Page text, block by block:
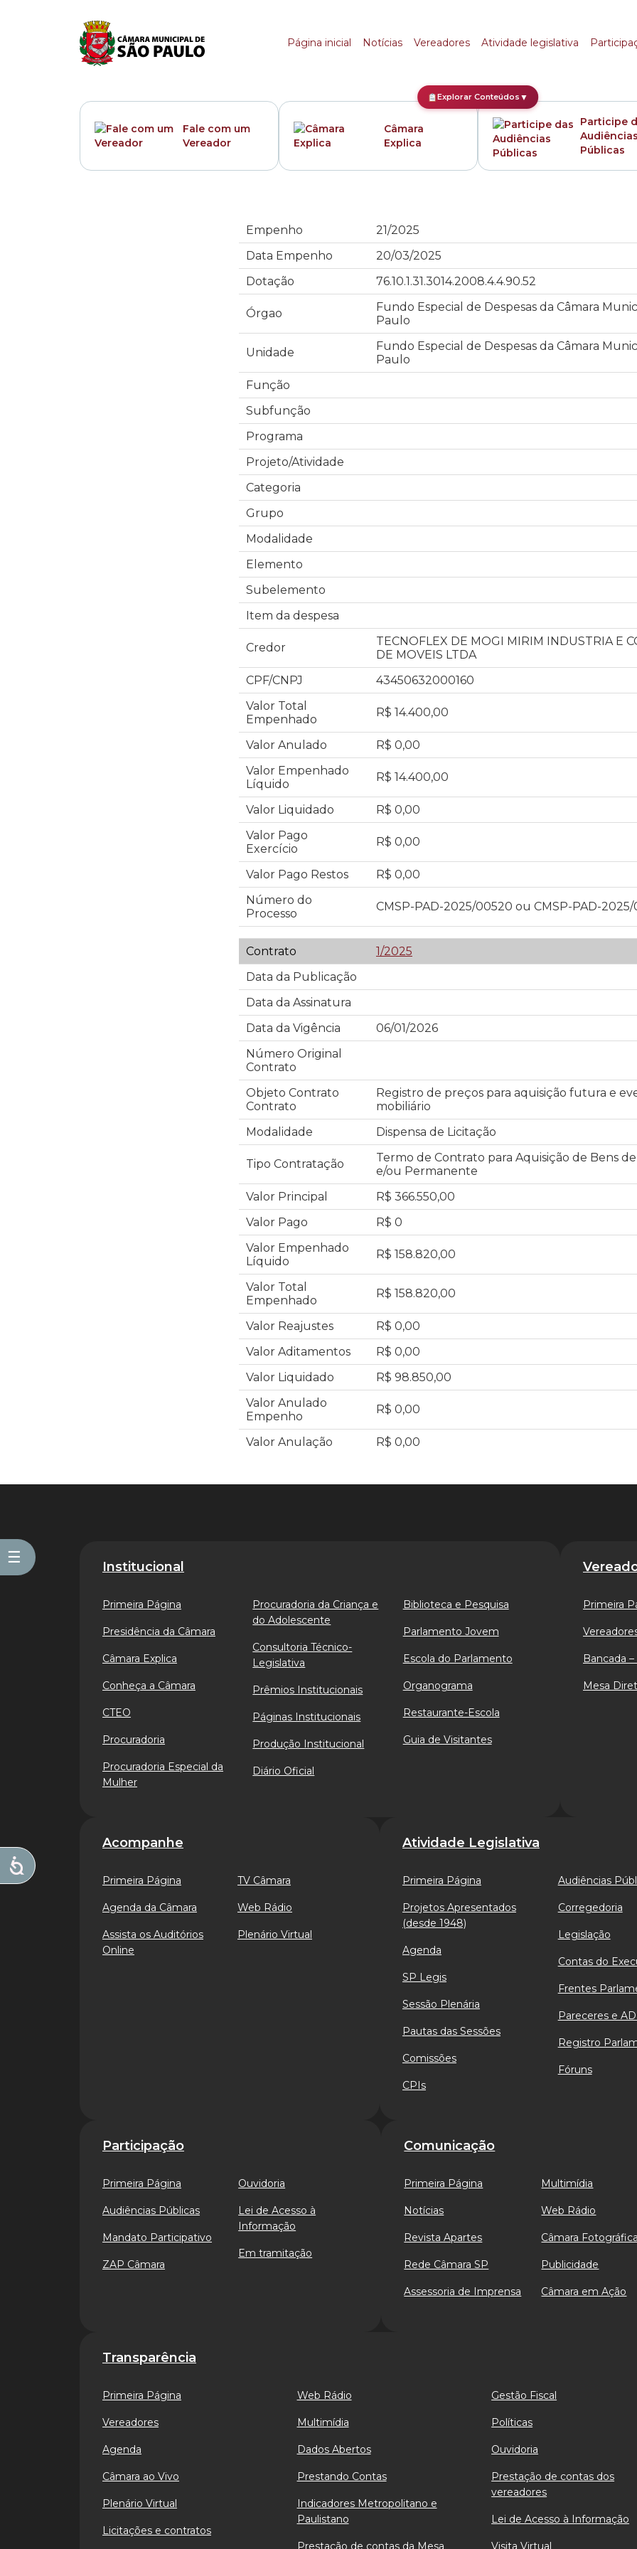
Empenho
Explorar Conteúdos ▼
☰
Página inicial Notícias Vereadores Atividade legislativa
Fale com um
Vereador
Câmara
Explica
Participe
Públicas
Empenho
21/2025
Data Empenho
20/03/2025
Dotação
76.10.1.31.3014.2008.4.4.90.52
Órgao
Fundo Especial de Despesas da Câmara
Paulo
Unidade
Fundo Especial de Despesas da Câmara
Paulo
Função
Subfunção
Programa
Projeto/Atividade
Categoria
Grupo
Modalidade
Elemento
Subelemento
Item da despesa
Credor
TECNOFLEX DE MOGI MIRIM INDUSTRIA E
DE MOVEIS LTDA
CPF/CNPJ
43450632000160
Valor Total
Empenhado
R$ 14.400,00
Valor Anulado
R$ 0,00
Valor Empenhado
Líquido
R$ 14.400,00
Valor Liquidado
R$ 0,00
Valor Pago
Exercício
R$ 0,00
Valor Pago Restos
R$ 0,00
Número do
Processo
CMSP-PAD-2025/00520 ou CMSP-PAD-
Contrato
1/2025
Data da Publicação
Data da Assinatura
Data da Vigência
06/01/2026
Número Original
Contrato
Objeto Contrato
Contrato
Registro de preços para aquisição futura e
mobiliário
Modalidade
Dispensa de Licitação
Tipo Contratação
Termo de Contrato para Aquisição de Bens
e/ou Permanente
Valor Principal
R$ 366.550,00
Valor Pago
R$ 0
Valor Empenhado
Líquido
R$ 158.820,00
Valor Total
Empenhado
R$ 158.820,00
Valor Reajustes
R$ 0,00
Valor Aditamentos
R$ 0,00
Valor Liquidado
R$ 98.850,00
Valor Anulado
Empenho
R$ 0,00
Valor Anulação R$ 0,00
Institucional
Primeira Página
Presidência da Câmara
Câmara Explica
Conheça a Câmara
CTEO
Procuradoria
Procuradoria Especial da
Mulher
Procuradoria da Criança e
do Adolescente
Consultoria Técnico-
Legislativa
Prêmios Institucionais
Páginas Institucionais
Produção Institucional
Diário Oficial
Biblioteca e Pesquisa
Parlamento Jovem
Escola do Parlamento
Organograma
Restaurante-Escola
Guia de Visitantes
Primeira
Bancada
Mesa
Acompanhe
Primeira Página
Agenda da Câmara
Assista os Auditórios
Online
TV Câmara
Web Rádio
Plenário Virtual
Atividade Legislativa
Primeira Página
Projetos Apresentados
(desde 1948)
Agenda
SP Legis
Sessão Plenária
Pautas das Sessões
Comissões
CPIs
Audiências
Corregedoria
Legislação
Contas do
Frentes
Pareceres e
Registro
Fóruns
Participação
Primeira Página
Audiências Públicas
Mandato Participativo
ZAP Câmara
Ouvidoria
Lei de Acesso à
Informação
Em tramitação
Comunicação
Primeira Página
Notícias
Revista Apartes
Rede Câmara SP
Assessoria de Imprensa
Multimídia
Web Rádio
Câmara
Publicidade
Câmara em Ação
Transparência
Primeira Página
Vereadores
Agenda
Câmara ao Vivo
Plenário Virtual
Licitações e contratos
Web Rádio
Multimídia
Dados Abertos
Prestando Contas
Indicadores Metropolitano e
Paulistano
Prestação de contas da Mesa
Gestão Fiscal
Políticas
Ouvidoria
Prestação de contas dos
vereadores
Lei de Acesso à Informação
Visita Virtual